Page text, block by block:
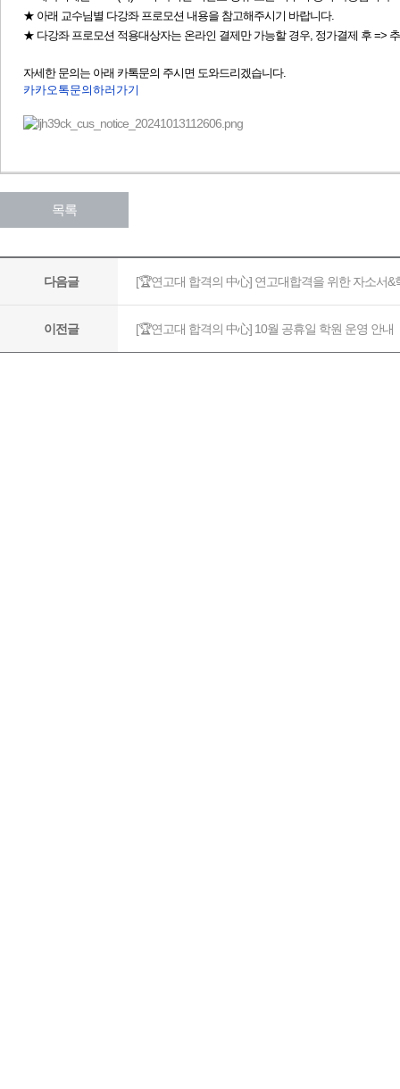
★ 아래 교수님별 다강좌 프로모션 내용을 참고해주시기 바랍니다.
★ 다강좌 프로모션 적용대상자는 온라인 결제만 가능할 경우, 정가결제 후 =>
자세한 문의는 아래 카톡문의 주시면 도와드리겠습니다.
카카오톡문의하러가기
목록
다음글 [🏆연고대 합격의 中心] 연고대합격을 위한 자소서&
이전글 [🏆연고대 합격의 中心] 10월 공휴일 학원 운영 안내